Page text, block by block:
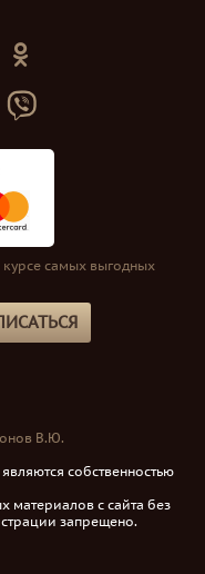
курсе самых выгодных
В.Ю.
собственностью
материалов с сайта без
запрещено.